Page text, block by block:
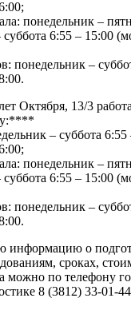
понедельник –
6:55 – 15:00
понедельник –
Октября, 13/3
– суббота 6:55
понедельник –
6:55 – 15:00
понедельник –
информацию о
сроках,
можно по телефону
8 (3812) 33-01-